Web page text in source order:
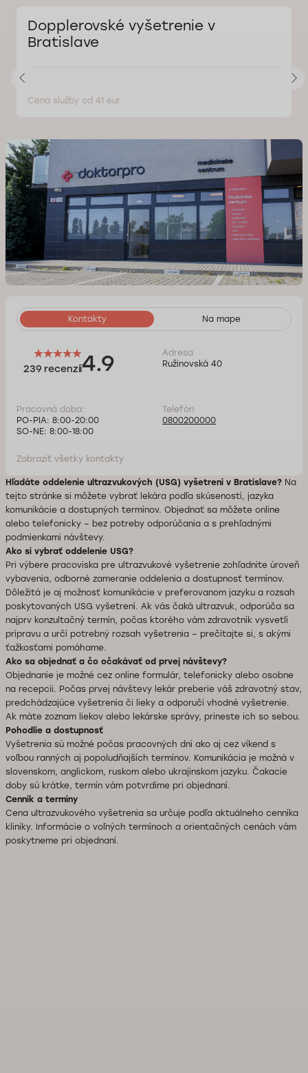
Dopplerovské vyšetrenie v
Bratislave
Cena služby od 41 eur
Kontakty Na mape
Adresa
Ružinovská 40
239 recenzií4.9
Telefón
0800200000
Pracovná doba:
PO-PIA: 8:00-20:00
SO-NE: 8:00-18:00
Zobraziť všetky kontakty
Hľadáte oddelenie ultrazvukových (USG) vyšetrení v Bratislave? Na
tejto stránke si môžete vybrať lekára podľa skúseností, jazyka
komunikácie a dostupných termínov. Objednať sa môžete online
alebo telefonicky – bez potreby odporúčania a s prehľadnými
podmienkami návštevy.
Ako si vybrať oddelenie USG?
Pri výbere pracoviska pre ultrazvukové vyšetrenie zohľadnite úroveň
vybavenia, odborné zameranie oddelenia a dostupnosť termínov.
Dôležitá je aj možnosť komunikácie v preferovanom jazyku a rozsah
poskytovaných USG vyšetrení. Ak vás čaká ultrazvuk, odporúča sa
najprv konzultačný termín, počas ktorého vám zdravotník vysvetlí
prípravu a určí potrebný rozsah vyšetrenia – prečítajte si, s akými
ťažkosťami pomáhame.
Ako sa objednať a čo očakávať od prvej návštevy?
Objednanie je možné cez online formulár, telefonicky alebo osobne
na recepcii. Počas prvej návštevy lekár preberie váš zdravotný stav,
predchádzajúce vyšetrenia či lieky a odporučí vhodné vyšetrenie.
Ak máte zoznam liekov alebo lekárske správy, prineste ich so sebou.
Pohodlie a dostupnosť
Vyšetrenia sú možné počas pracovných dní ako aj cez víkend s
voľbou ranných aj popoludňajších termínov. Komunikácia je možná v
slovenskom, anglickom, ruskom alebo ukrajinskom jazyku. Čakacie
doby sú krátke, termín vám potvrdíme pri objednaní.
Cenník a termíny
Cena ultrazvukového vyšetrenia sa určuje podľa aktuálneho cenníka
kliniky. Informácie o voľných termínoch a orientačných cenách vám
poskytneme pri objednaní.